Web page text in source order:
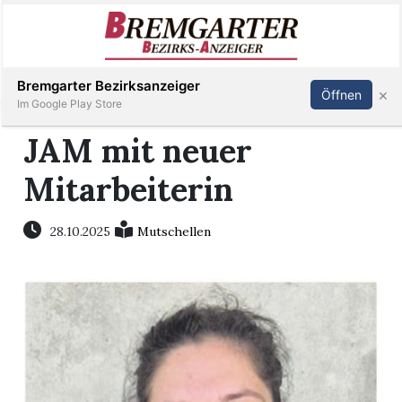
Immobilien
Veranstaltungen
Stellen
Paper
Inserieren Abonnieren Anmelden
JAM mit neuer
Mitarbeiterin
28.10.2025 Mutschellen
Bremgarter Bezirksanzeiger
Im Google Play Store
Öffnen ×